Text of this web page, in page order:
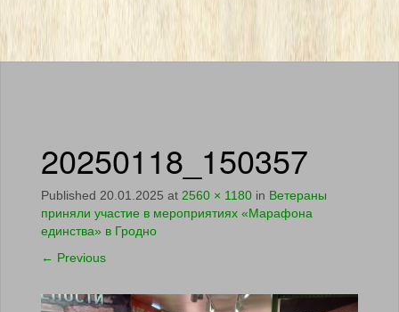
20250118_150357
Published 20.01.2025 at 2560 × 1180 in Ветераны
приняли участие в мероприятиях «Марафона
единства» в Гродно
← Previous